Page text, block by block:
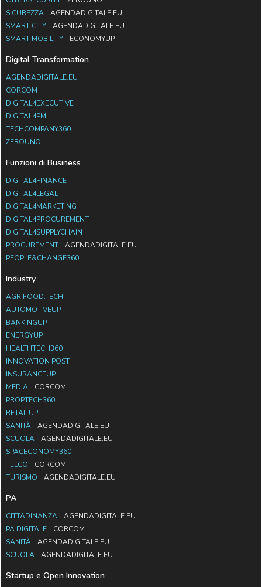
SICUREZZA
AGENDADIGITALE.EU
SMART CITY
AGENDADIGITALE.EU
SMART MOBILITY
ECONOMYUP
Digital Transformation
AGENDADIGITALE.EU
CORCOM
DIGITAL4EXECUTIVE
DIGITAL4PMI
TECHCOMPANY360
ZEROUNO
Funzioni di Business
DIGITAL4FINANCE
DIGITAL4LEGAL
DIGITAL4MARKETING
DIGITAL4PROCUREMENT
DIGITAL4SUPPLYCHAIN
PROCUREMENT
AGENDADIGITALE.EU
PEOPLE&CHANGE360
Industry
AGRIFOOD.TECH
AUTOMOTIVEUP
BANKINGUP
ENERGYUP
HEALTHTECH360
INNOVATION POST
INSURANCEUP
MEDIA
CORCOM
PROPTECH360
RETAILUP
SANITÀ
AGENDADIGITALE.EU
SCUOLA
AGENDADIGITALE.EU
SPACECONOMY360
TELCO
CORCOM
TURISMO
AGENDADIGITALE.EU
PA
CITTADINANZA
AGENDADIGITALE.EU
PA DIGITALE
CORCOM
SANITÀ
AGENDADIGITALE.EU
SCUOLA
AGENDADIGITALE.EU
Startup e Open Innovation